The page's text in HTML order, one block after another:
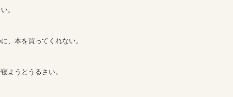
。
、本を買ってくれない。
ようとうるさい。